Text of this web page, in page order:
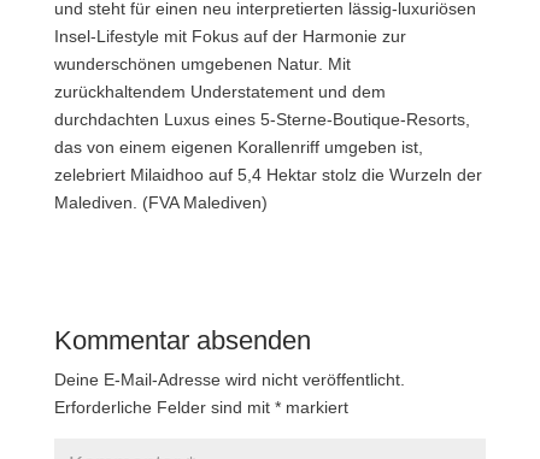
und steht für einen neu interpretierten lässig-luxuriösen
Insel-Lifestyle mit Fokus auf der Harmonie zur
wunderschönen umgebenen Natur. Mit
zurückhaltendem Understatement und dem
durchdachten Luxus eines 5-Sterne-Boutique-Resorts,
das von einem eigenen Korallenriff umgeben ist,
zelebriert Milaidhoo auf 5,4 Hektar stolz die Wurzeln der
Malediven. (FVA Malediven)
Kommentar absenden
Deine E-Mail-Adresse wird nicht veröffentlicht.
Erforderliche Felder sind mit *markiert